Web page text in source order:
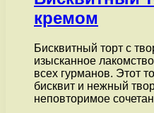
кремом
Бисквитный торт с
изысканное
всех гурманов. Этот
бисквит и нежный
неповторимое